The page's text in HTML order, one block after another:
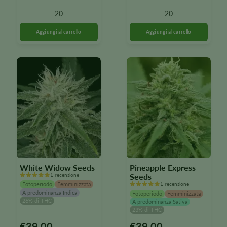
20
opzioni
possono
selezionate
pagina
del
prodotto
20
opzioni
possono
selezionate
nella
pagina
del
prodotto
White Widow Seeds
1 recensione
Fotoperiodo
Femminizzata
A predominanza Indica
26% di THC
Questo
Pineapple Express
Seeds
1 recensione
Fotoperiodo
Femminizzata
A predominanza Sativa
23% di THC
Questo